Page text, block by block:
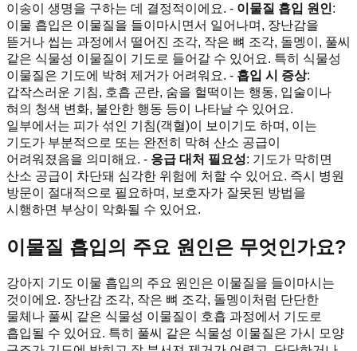
이송이 생명을 구하는 데 결정적이에요. - 이물질 흡입 원인:
이물 흡입은 이물질을 들이마시면서 일어나며, 장난감을
뜯거나 씹는 과정에서 떨어진 조각, 작은 뼈 조각, 돌멩이, 풀씨
같은 식물성 이물질이 기도로 들어갈 수 있어요. 특히 식물성
이물질은 기도에 박혀 제거가 어려워요. - 흡입 시 증상:
갑작스러운 기침, 호흡 곤란, 숨을 헐떡이는 행동, 입술이나
혀의 청색 변화, 불안한 행동 등이 나타날 수 있어요.
일부에서는 피가 섞인 기침(객혈)이 보이기도 하며, 이는
기도가 부분적으로 또는 완전히 막혀 산소 공급이
어려워졌음을 의미해요. - 응급 대처 필요성: 기도가 막히면
산소 공급이 차단돼 심각한 위험에 처할 수 있어요. 즉시 병원
방문이 절대적으로 필요하며, 보호자가 잘못된 방법을
시행하면 부상이 악화될 수 있어요.
이물질 흡입의 주요 원인은 무엇인가요?
강아지 기도 이물 흡입의 주요 원인은 이물질을 들이마시는
것이에요. 장난감 조각, 작은 뼈 조각, 돌멩이처럼 단단한
물체나 풀씨 같은 식물성 이물질이 호흡 과정에서 기도로
흡입될 수 있어요. 특히 풀씨 같은 식물성 이물질은 가시 모양